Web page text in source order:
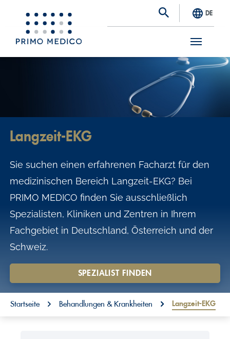
S
DE
Langzeit-EKG
Sie suchen einen erfahrenen Facharzt für den
medizinischen Bereich Langzeit-EKG? Bei
PRIMO MEDICO finden Sie ausschließlich
Spezialisten, Kliniken und Zentren in Ihrem
Fachgebiet in Deutschland, Österreich und der
Schweiz.
SPEZIALIST FINDEN
You are here:
Startseite Behandlungen & Krankheiten Langzeit-EKG